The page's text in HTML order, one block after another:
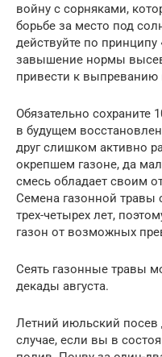
войну с сорняками,
борьбе за место под
действуйте по
завышение нормы
привести к выпреванию
Обязательно сохраните
в будущем
друг слишком активно
окрепшем газоне, да
смесь обладает своим
Семена газонной травы
трех-четырех лет,
газон от возможных
Сеять газонные травы
декады августа.
Летний июльский посев
случае, если вы в